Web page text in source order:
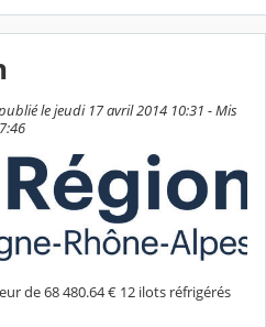
le jeudi 17 avril 2014 10:31 - Mis
de 68 480.64 € 12 ilots réfrigérés